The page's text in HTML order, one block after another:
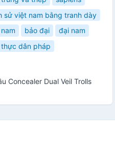
sử việt nam bằng tranh dày
bảo đại
đại nam
thực dân pháp
Concealer Dual Veil Trolls